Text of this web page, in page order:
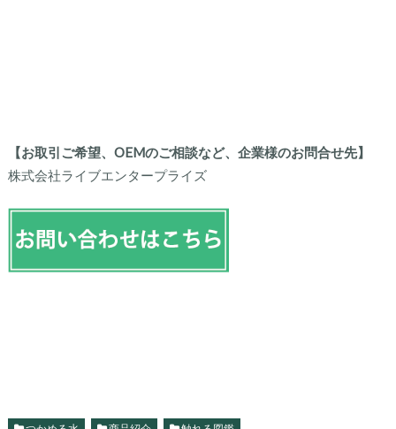
【お取引ご希望、OEMのご相談など、企業様のお問合せ先】
株式会社ライブエンタープライズ